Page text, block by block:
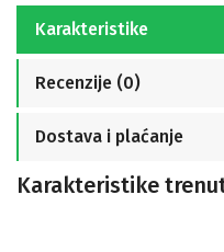
Karakteristike
Recenzije (0)
Dostava i plaćanje
Karakteristike